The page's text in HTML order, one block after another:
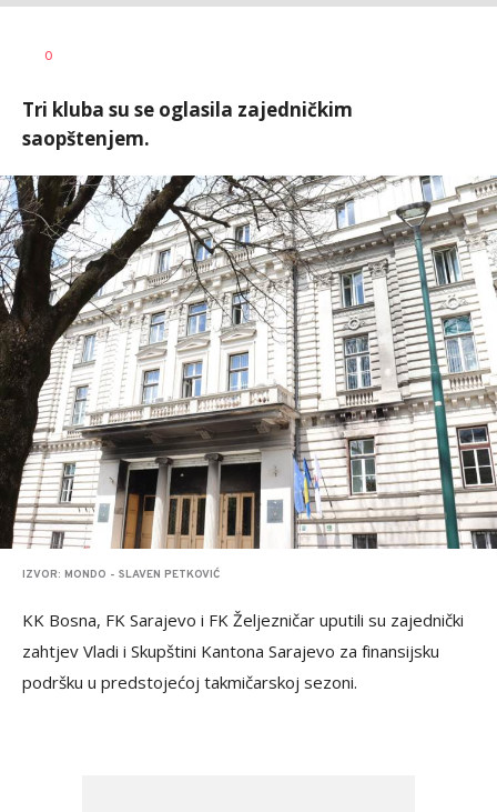
AUTOR
0
Tri kluba su se oglasila zajedničkim
saopštenjem.
IZVOR: MONDO - SLAVEN PETKOVIĆ
KK Bosna, FK Sarajevo i FK Željezničar uputili su zajednički
zahtjev Vladi i Skupštini Kantona Sarajevo za finansijsku
podršku u predstojećoj takmičarskoj sezoni.